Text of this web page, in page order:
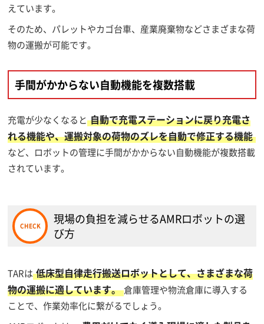
えています。
そのため、パレットやカゴ台車、産業廃棄物などさまざまな荷
物の運搬が可能です。
手間がかからない自動機能を複数搭載
充電が少なくなると 自動で充電ステーションに戻り充電さ
れる機能や、運搬対象の荷物のズレを自動で修正する機能
など、ロボットの管理に手間がかからない自動機能が複数搭載
されています。
現場の負担を減らせるAMRロボットの選
び方
TARは 低床型自律走行搬送ロボットとして、さまざまな荷
物の運搬に適しています。 倉庫管理や物流倉庫に導入する
ことで、作業効率化に繋がるでしょう。